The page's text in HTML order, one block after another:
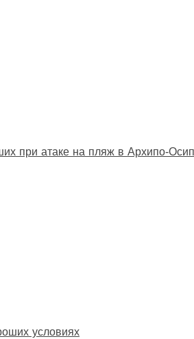
при атаке на пляж в
условиях